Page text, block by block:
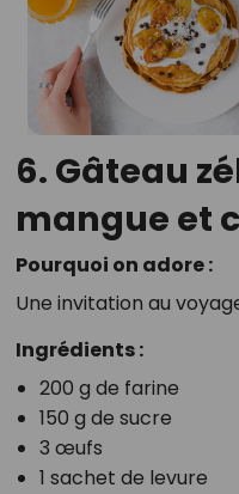
6. Gâteau
mangue et
Pourquoi on adore :
Une invitation au
Ingrédients :
200 g de farine
150 g de sucre
3 œufs
1 sachet de levure